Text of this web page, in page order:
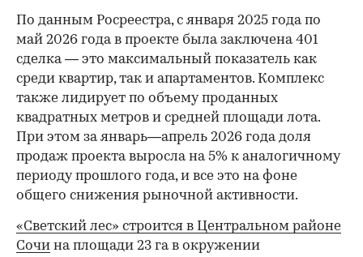
По данным Росреестра, с января 2025 года по
май 2026 года в проекте была заключена 401
сделка — это максимальный показатель как
среди квартир, так и апартаментов. Комплекс
также лидирует по объему проданных
квадратных метров и средней площади лота.
При этом за январь—апрель 2026 года доля
продаж проекта выросла на 5% к аналогичному
периоду прошлого года, и все это на фоне
общего снижения рыночной активности.
«Светский лес» строится в Центральном районе
Сочи на площади 23 га в окружении